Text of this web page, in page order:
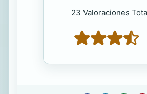
23 Valoraciones